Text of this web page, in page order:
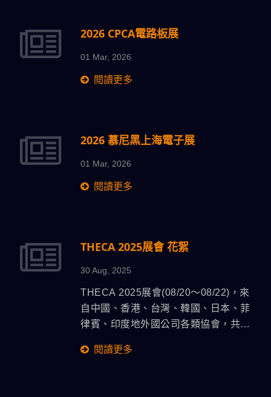
2026 CPCA電路板展
01 Mar, 2026
閱讀更多
2026 慕尼黑上海電子展
01 Mar, 2026
閱讀更多
THECA 2025展會 花絮
30 Aug, 2025
THECA 2025展會(08/20〜08/22)，來
自中國、香港、台灣、韓國、日本、菲
律賓、印度地外國公司各類協會，共同
電子電路板營運商及來自世界各地的
閱讀更多